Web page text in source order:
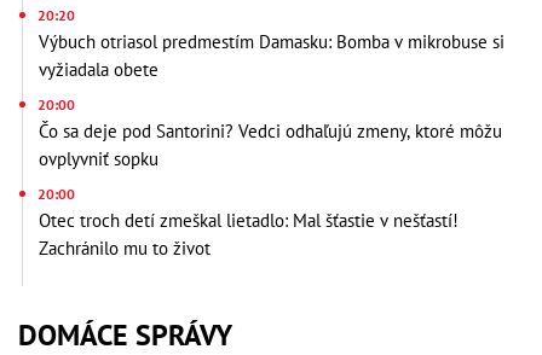
20:20
Výbuch otriasol predmestím Damasku: Bomba v mikrobuse si
vyžiadala obete
20:00
Čo sa deje pod Santorini? Vedci odhaľujú zmeny, ktoré môžu
ovplyvniť sopku
20:00
Otec troch detí zmeškal lietadlo: Mal šťastie v nešťastí!
Zachránilo mu to život
DOMÁCE SPRÁVY